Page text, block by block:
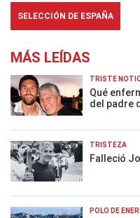
SELECCIÓN DE ESPAÑA
MÁS LEÍDAS
TRISTE
Qué
del padre
TRISTEZA
Falleció
POLO DE